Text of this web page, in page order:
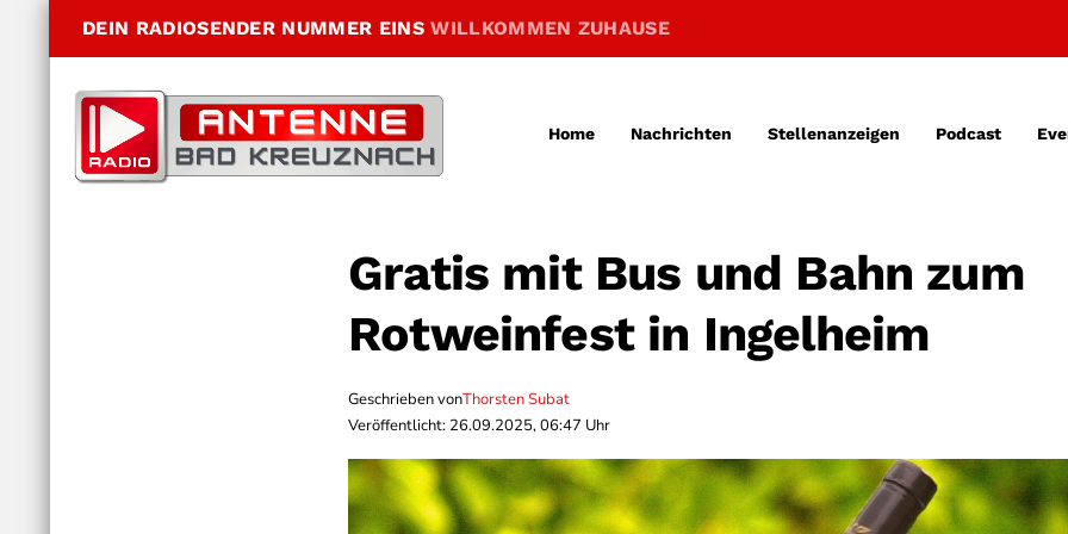
DEIN RADIOSENDER NUMMER EINSWILLKOMMEN ZUHAUSE
Home Nachrichten Stellenanzeigen Podcast
Gratis mit Bus und Bahn zum
Rotweinfest in Ingelheim
Geschrieben vonThorsten Subat
Veröffentlicht: 26.09.2025, 06:47 Uhr